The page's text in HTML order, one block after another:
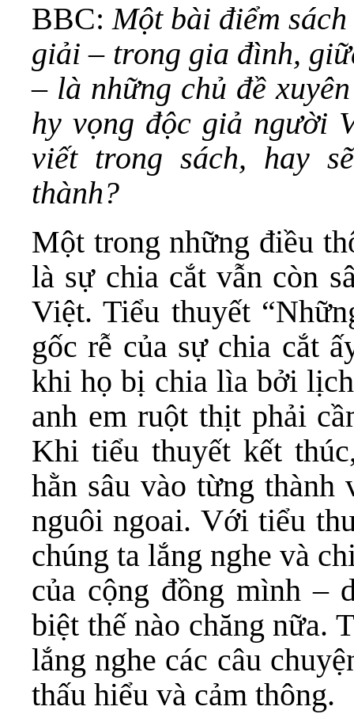
BBC:Một bài điểm
giải – trong gia đình,
– là những chủ đề
hy vọng độc giả người
viết trong sách, hay
thành?
Một trong những điều
là sự chia cắt vẫn còn
Việt. Tiểu thuyết
gốc rễ của sự chia cắt
khi họ bị chia lìa bởi
anh em ruột thịt phải
Khi tiểu thuyết kết
hằn sâu vào từng
nguôi ngoai. Với tiểu
chúng ta lắng nghe và
của cộng đồng mình –
biệt thế nào chăng nữa.
lắng nghe các câu
thấu hiểu và cảm thông.